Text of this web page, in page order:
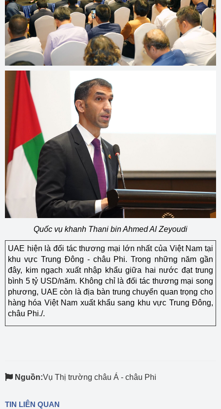
Quốc vụ khanh Thani bin Ahmed Al Zeyoudi
UAE hiện là đối tác thương mại lớn nhất của Việt Nam tại
khu vực Trung Đông - châu Phi. Trong những năm gần
đây, kim ngạch xuất nhập khẩu giữa hai nước đạt trung
bình 5 tỷ USD/năm. Không chỉ là đối tác thương mại song
phương, UAE còn là địa bàn trung chuyển quan trọng cho
hàng hóa Việt Nam xuất khẩu sang khu vực Trung Đông,
châu Phi./.
Nguồn:Vụ Thị trường châu Á - châu Phi
TIN LIÊN QUAN